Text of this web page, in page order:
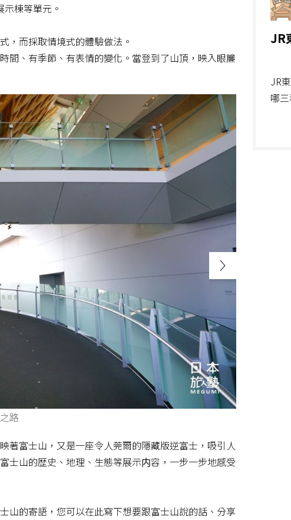
棟等單元。
，而採取情境式的體驗做法。
間、有季節、有表情的變化。當登到了山頂，映入眼簾
路
著富士山，又是一座令人莞爾的隱藏版逆富士，吸引人
士山的歴史、地理、生態等展示内容，一步一步地感受
山的寄語，您可以在此寫下想要跟富士山說的話、分享
JR
JR
哪